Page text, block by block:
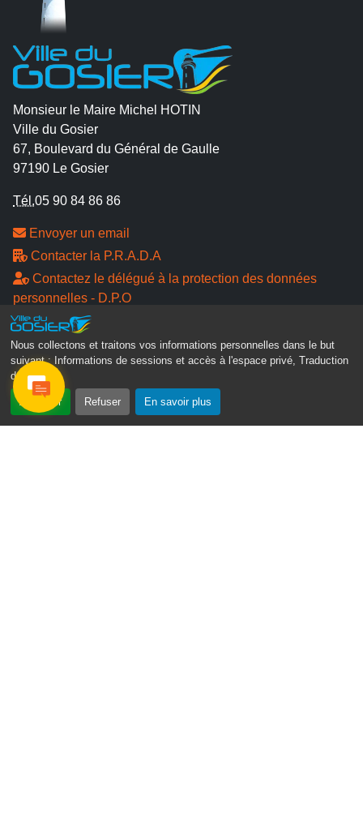
Nous collectons et traitons vos informations personnelles dans le but
suivant :
Informations de sessions et accès à l'espace privé, Traduction
des pages .
Accepter Refuser En savoir plus
Monsieur le Maire Michel HOTIN
Ville du Gosier
67, Boulevard du Général de Gaulle
97190 Le Gosier
Tél.05 90 84 86 86
Envoyer un email
Contacter la P.R.A.D.A
Contactez le délégué à la protection des données
personnelles - D.P.O
Suivez-nous